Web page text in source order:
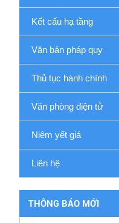
Kết cấu hạ tầng
Văn bản pháp quy
Thủ tục hành chính
Văn phòng điện tử
Niêm yết giá
Liên hệ
THÔNG BÁO MỚI